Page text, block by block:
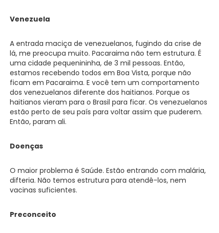
Venezuela
A entrada maciça de venezuelanos, fugindo da crise de
lá, me preocupa muito. Pacaraima não tem estrutura. É
uma cidade pequenininha, de 3 mil pessoas. Então,
estamos recebendo todos em Boa Vista, porque não
ficam em Pacaraima. E você tem um comportamento
dos venezuelanos diferente dos haitianos. Porque os
haitianos vieram para o Brasil para ficar. Os venezuelanos
estão perto de seu país para voltar assim que puderem.
Então, param ali.
Doenças
O maior problema é Saúde. Estão entrando com malária,
difteria. Não temos estrutura para atendê-los, nem
vacinas suficientes.
Preconceito